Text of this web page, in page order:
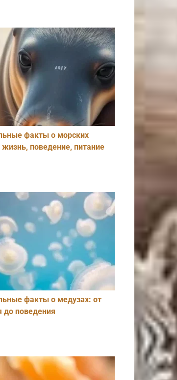
факты о морских
жизнь, поведение, питание
факты о медузах: от
до поведения